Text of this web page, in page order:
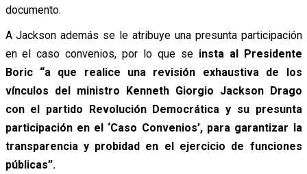
documento.
A Jackson además se le atribuye una presunta participación
en el caso convenios, por lo que se insta al Presidente
Boric “a que realice una revisión exhaustiva de los
vínculos del ministro Kenneth Giorgio Jackson Drago
con el partido Revolución Democrática y su presunta
participación en el ‘Caso Convenios’, para garantizar la
transparencia y probidad en el ejercicio de funciones
públicas”.